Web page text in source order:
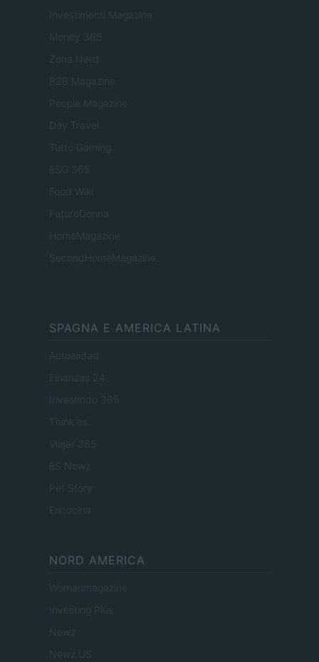
Investimenti Magazine
Money 365
Zona Nerd
B2B Magazine
People Magazine
Day Travel
Tutto Gaming
ESG 365
Food Wiki
FuturoDonna
HomeMagazine
SecondHomeMagazine
SPAGNA E AMERICA LATINA
Actualidad
Finanzas 24
Investindo 365
Think.es
Viajar 365
ES Newz
Pet Story
Encocina
NORD AMERICA
Womanmagazine
Investing Plus
Newz
Newz US